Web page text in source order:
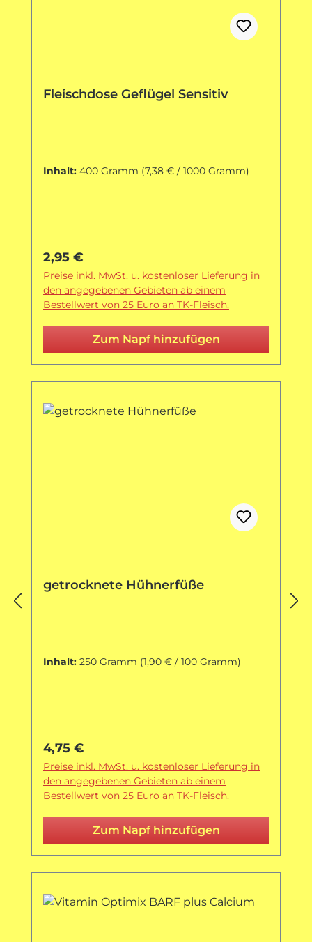
Fleischdose Geflügel Sensitiv
Inhalt: 400 Gramm (7,38 € / 1000 Gramm)
Regulärer Preis:
2,95 €
Preise inkl. MwSt. u. kostenloser Lieferung in
den angegebenen Gebieten ab einem
Bestellwert von 25 Euro an TK-Fleisch.
Zum Napf hinzufügen
getrocknete Hühnerfüße
Inhalt: 250 Gramm (1,90 € / 100 Gramm)
Regulärer Preis:
4,75 €
Preise inkl. MwSt. u. kostenloser Lieferung in
den angegebenen Gebieten ab einem
Bestellwert von 25 Euro an TK-Fleisch.
Zum Napf hinzufügen